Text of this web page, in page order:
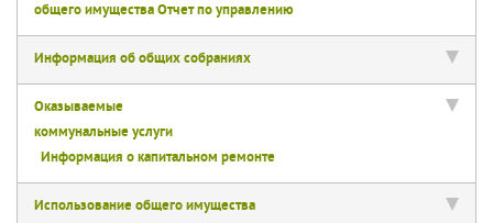
общего имуществаОтчет по управлению
Информация об общих собраниях
Оказываемые
коммунальные услуги
Информация о капитальном ремонте
Использование общего имущества